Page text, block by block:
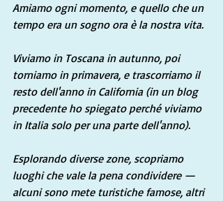
Amiamo ogni momento, e quello che un
tempo era un sogno ora è la nostra vita.
Viviamo in Toscana in autunno, poi
torniamo in primavera, e trascorriamo il
resto dell'anno in California (in un blog
precedente ho spiegato perché viviamo
in Italia solo per una parte dell'anno).
Esplorando diverse zone, scopriamo
luoghi che vale la pena condividere —
alcuni sono mete turistiche famose, altri